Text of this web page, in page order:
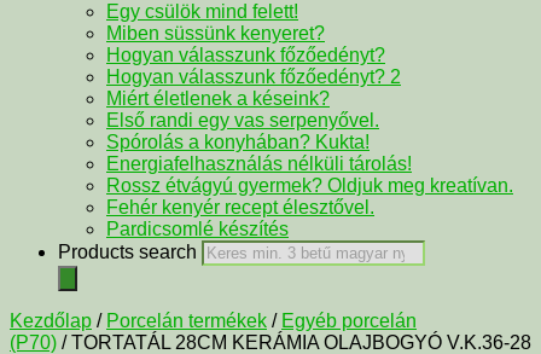
Egy csülök mind felett!
Miben süssünk kenyeret?
Hogyan válasszunk főzőedényt?
Hogyan válasszunk főzőedényt? 2
Miért életlenek a késeink?
Első randi egy vas serpenyővel.
Spórolás a konyhában? Kukta!
Energiafelhasználás nélküli tárolás!
Rossz étvágyú gyermek? Oldjuk meg kreatívan.
Fehér kenyér recept élesztővel.
Pardicsomlé készítés
Products search
Kezdőlap / Porcelán termékek / Egyéb porcelán
(P70) / TORTATÁL 28CM KERÁMIA OLAJBOGYÓ V.K.36-28